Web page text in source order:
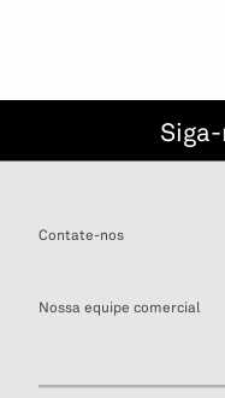
Contate-nos
Nossa equipe comercial